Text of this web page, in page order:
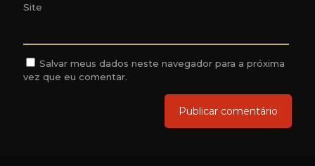
Site
Salvar meus dados neste navegador para a próxima
vez que eu comentar.